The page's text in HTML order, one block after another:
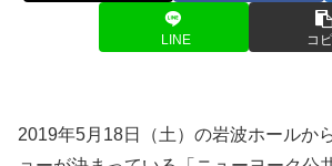
LINE コ
2019年5月18日（土）の岩波ホールか